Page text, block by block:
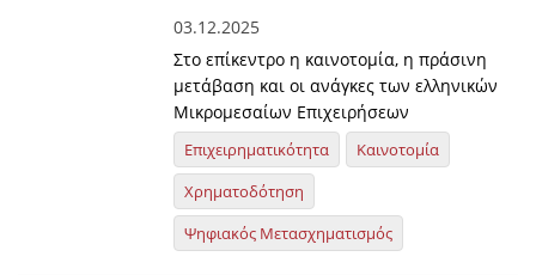
03.12.2025
Στο επίκεντρο η καινοτομία, η πράσινη
μετάβαση και οι ανάγκες των ελληνικών
Μικρομεσαίων Επιχειρήσεων
Επιχειρηματικότητα
Καινοτομία
Χρηματοδότηση
Ψηφιακός Μετασχηματισμός